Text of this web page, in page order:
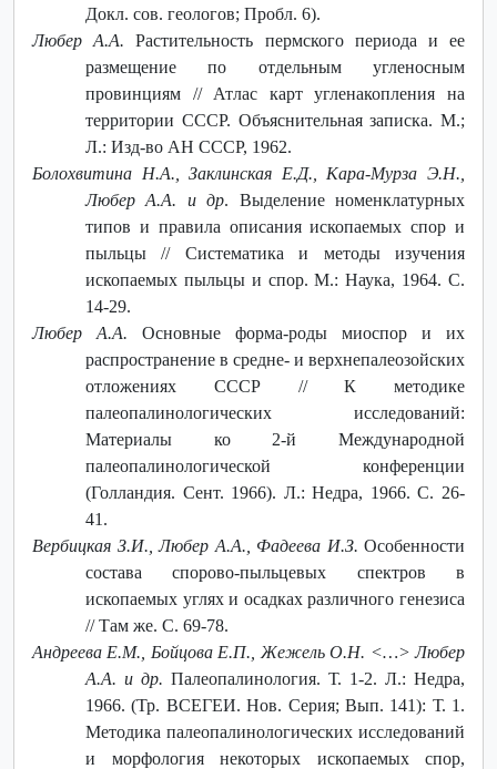
Докл. сов. геологов; Пробл. 6).
Любер А.А. Растительность пермского периода и ее
размещение по отдельным угленосным
провинциям // Атлас карт угленакопления на
территории СССР. Объяснительная записка. М.;
Л.: Изд-во АН СССР, 1962.
Болохвитина Н.А., Заклинская Е.Д., Кара-Мурза Э.Н.,
Любер А.А. и др. Выделение номенклатурных
типов и правила описания ископаемых спор и
пыльцы // Систематика и методы изучения
ископаемых пыльцы и спор. М.: Наука, 1964. С.
14-29.
Любер А.А. Основные форма-роды миоспор и их
распространение в средне- и верхнепалеозойских
отложениях СССР // К методике
палеопалинологических исследований:
Материалы ко 2-й Международной
палеопалинологической конференции
(Голландия. Сент. 1966). Л.: Недра, 1966. С. 26-
41.
Вербицкая З.И., Любер А.А., Фадеева И.З. Особенности
состава спорово-пыльцевых спектров в
ископаемых углях и осадках различного генезиса
// Там же. С. 69-78.
Андреева Е.М., Бойцова Е.П., Жежель О.Н. <…> Любер
А.А. и др. Палеопалинология. Т. 1-2. Л.: Недра,
1966. (Тр. ВСЕГЕИ. Нов. Серия; Вып. 141): Т. 1.
Методика палеопалинологических исследований
и морфология некоторых ископаемых спор,